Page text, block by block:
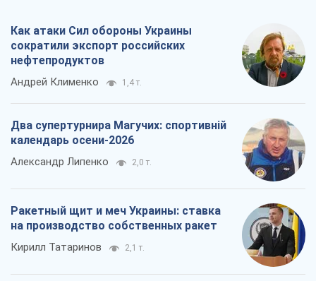
Как атаки Сил обороны Украины
сократили экспорт российских
нефтепродуктов
Андрей Клименко 1,4 т.
Два супертурнира Магучих: спортивній
календарь осени-2026
Александр Липенко 2,0 т.
Ракетный щит и меч Украины: ставка
на производство собственных ракет
Кирилл Татаринов 2,1 т.